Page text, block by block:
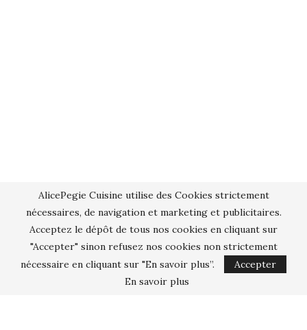
AlicePegie Cuisine utilise des Cookies strictement
nécessaires, de navigation et marketing et publicitaires.
Acceptez le dépôt de tous nos cookies en cliquant sur
"Accepter" sinon refusez nos cookies non strictement
nécessaire en cliquant sur "En savoir plus”.
Accepter
En savoir plus